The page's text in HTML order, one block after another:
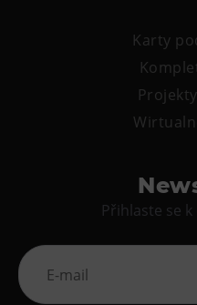
Karty
Přihlaste se